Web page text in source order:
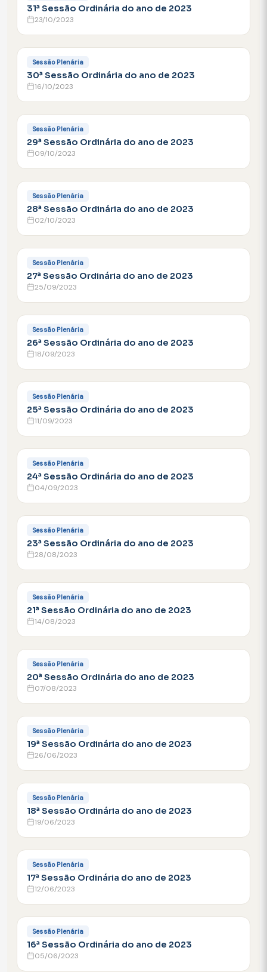
31ª Sessão Ordinária do ano de 2023
23/10/2023
FACEBOOK
Sessão Plenária
30ª Sessão Ordinária do ano de 2023
16/10/2023
FACEBOOK
Sessão Plenária
29ª Sessão Ordinária do ano de 2023
09/10/2023
FACEBOOK
Sessão Plenária
28ª Sessão Ordinária do ano de 2023
02/10/2023
FACEBOOK
Sessão Plenária
27ª Sessão Ordinária do ano de 2023
25/09/2023
FACEBOOK
Sessão Plenária
26ª Sessão Ordinária do ano de 2023
18/09/2023
FACEBOOK
Sessão Plenária
25ª Sessão Ordinária do ano de 2023
11/09/2023
FACEBOOK
Sessão Plenária
24ª Sessão Ordinária do ano de 2023
04/09/2023
FACEBOOK
Sessão Plenária
23ª Sessão Ordinária do ano de 2023
28/08/2023
FACEBOOK
Sessão Plenária
21ª Sessão Ordinária do ano de 2023
14/08/2023
FACEBOOK
Sessão Plenária
20ª Sessão Ordinária do ano de 2023
07/08/2023
FACEBOOK
Sessão Plenária
19ª Sessão Ordinária do ano de 2023
26/06/2023
FACEBOOK
Sessão Plenária
18ª Sessão Ordinária do ano de 2023
19/06/2023
FACEBOOK
Sessão Plenária
17ª Sessão Ordinária do ano de 2023
12/06/2023
FACEBOOK
Sessão Plenária
16ª Sessão Ordinária do ano de 2023
05/06/2023